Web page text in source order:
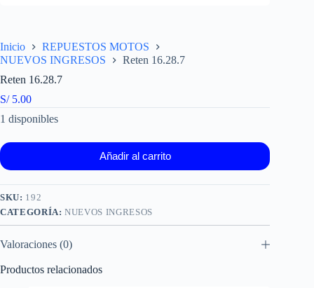
Inicio
REPUESTOS MOTOS
NUEVOS INGRESOS
Reten 16.28.7
Reten 16.28.7
S/5.00
1 disponibles
Añadir al carrito
SKU: 192
CATEGORÍA:NUEVOS INGRESOS
Valoraciones (0)
Productos relacionados